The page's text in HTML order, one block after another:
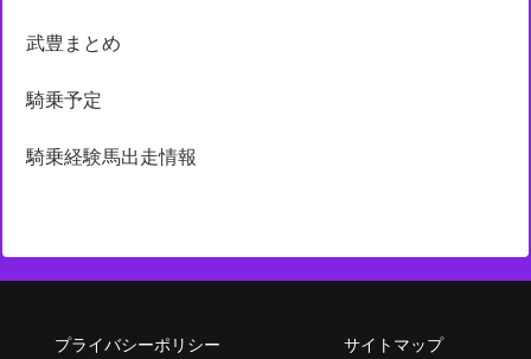
武豊まとめ
騎乗予定
騎乗経験馬出走情報
プライバシーポリシー サイトマップ